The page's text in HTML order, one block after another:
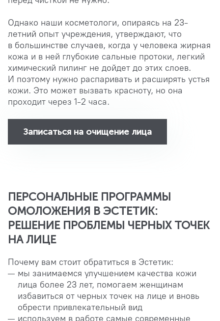
Однако наши косметологи, опираясь на 23-
летний опыт учреждения, утверждают, что
в большинстве случаев, когда у человека жирная
кожа и в ней глубокие сальные протоки, легкий
химический пилинг не дойдет до этих слоев.
И поэтому нужно распаривать и расширять устья
кожи. Это может вызвать красноту, но она
проходит через 1-2 часа.
Записаться на очищение лица
ПЕРСОНАЛЬНЫЕ ПРОГРАММЫ
ОМОЛОЖЕНИЯ В ЭСТЕТИК:
РЕШЕНИЕ ПРОБЛЕМЫ ЧЕРНЫХ ТОЧЕК
НА ЛИЦЕ
Почему вам стоит обратиться в Эстетик:
мы занимаемся улучшением качества кожи
лица более 23 лет, помогаем женщинам
избавиться от черных точек на лице и вновь
обрести привлекательный вид
используем в работе самые современные